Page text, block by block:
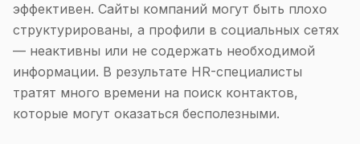
эффективен. Сайты компаний могут быть плохо
структурированы, а профили в социальных сетях
— неактивны или не содержать необходимой
информации. В результате HR-специалисты
тратят много времени на поиск контактов,
которые могут оказаться бесполезными.